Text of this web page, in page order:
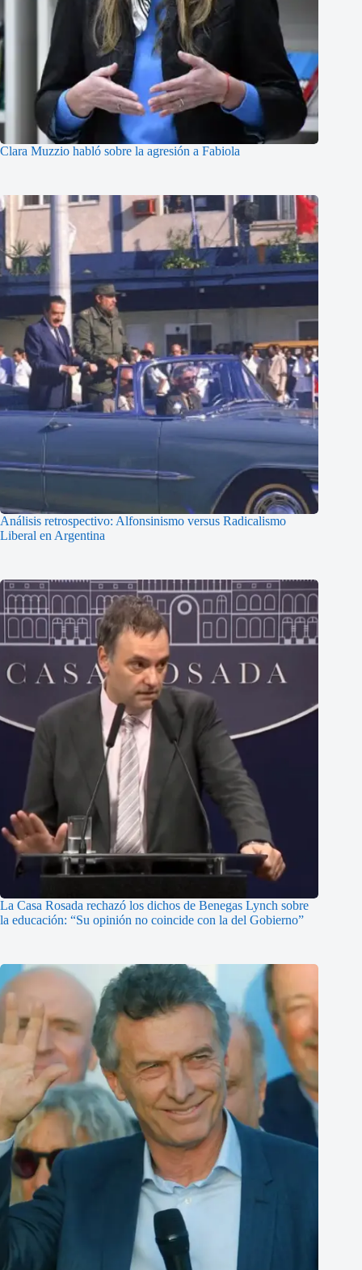
Clara Muzzio habló sobre la agresión a Fabiola
Análisis retrospectivo: Alfonsinismo versus Radicalismo
Liberal en Argentina
La Casa Rosada rechazó los dichos de Benegas Lynch sobre
la educación: “Su opinión no coincide con la del Gobierno”